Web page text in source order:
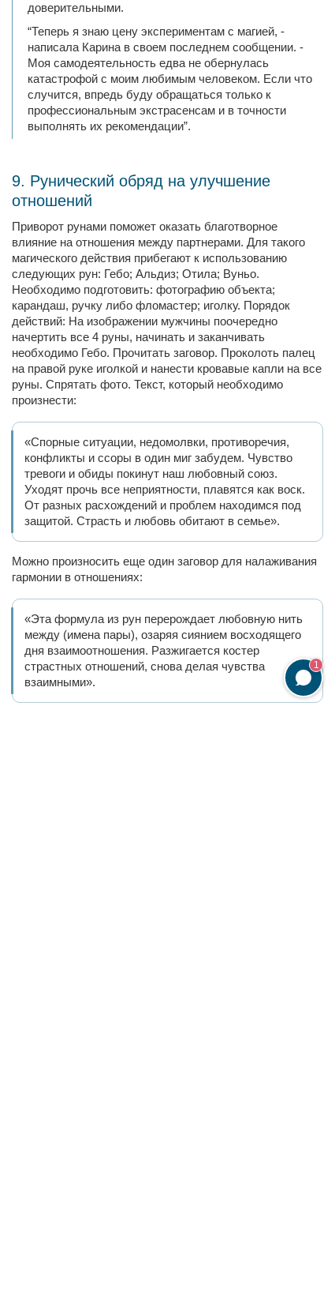
доверительными.
“Теперь я знаю цену экспериментам с магией, -
написала Карина в своем последнем сообщении. -
Моя самодеятельность едва не обернулась
катастрофой с моим любимым человеком. Если что
случится, впредь буду обращаться только к
профессиональным экстрасенсам и в точности
выполнять их рекомендации”.
9. Рунический обряд на улучшение
отношений
Приворот рунами поможет оказать благотворное
влияние на отношения между партнерами. Для такого
магического действия прибегают к использованию
следующих рун: Гебо; Альдиз; Отила; Вуньо.
Необходимо подготовить: фотографию объекта;
карандаш, ручку либо фломастер; иголку. Порядок
действий: На изображении мужчины поочередно
начертить все 4 руны, начинать и заканчивать
необходимо Гебо. Прочитать заговор. Проколоть палец
на правой руке иголкой и нанести кровавые капли на все
руны. Спрятать фото. Текст, который необходимо
произнести:
«Спорные ситуации, недомолвки, противоречия,
конфликты и ссоры в один миг забудем. Чувство
тревоги и обиды покинут наш любовный союз.
Уходят прочь все неприятности, плавятся как воск.
От разных расхождений и проблем находимся под
защитой. Страсть и любовь обитают в семье».
Можно произносить еще один заговор для налаживания
гармонии в отношениях:
«Эта формула из рун перерождает любовную нить
между (имена пары), озаряя сиянием восходящего
дня взаимоотношения. Разжигается костер
страстных отношений, снова делая чувства
взаимными».
1